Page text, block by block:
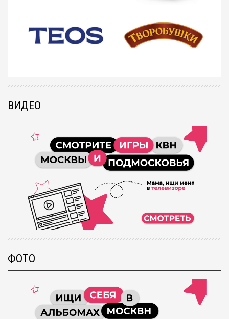
ВИДЕО
ФОТО